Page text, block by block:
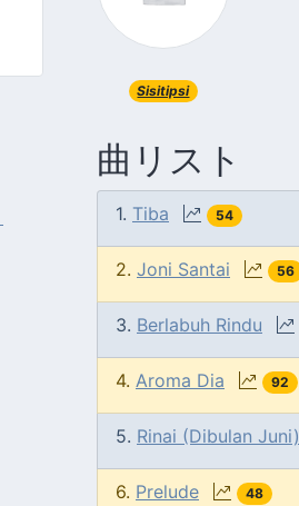
Sisitipsi
曲リスト
1. Tiba 54
2. Joni Santai 56
3. Berlabuh Rindu
4. Aroma Dia 92
5. Rinai (Dibulan Juni)
6. Prelude 48